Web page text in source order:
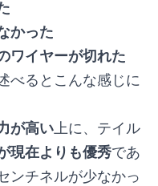
かった
ワイヤーが切れた
べるとこんな感じに
が高い上に、テイル
現在よりも優秀であ
ンチネルが少なかっ